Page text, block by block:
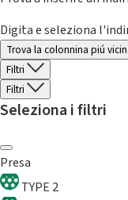
Digita e seleziona
Trova la colonnina piú
Filtri
Filtri
Seleziona i filtri
Presa
TYPE 2